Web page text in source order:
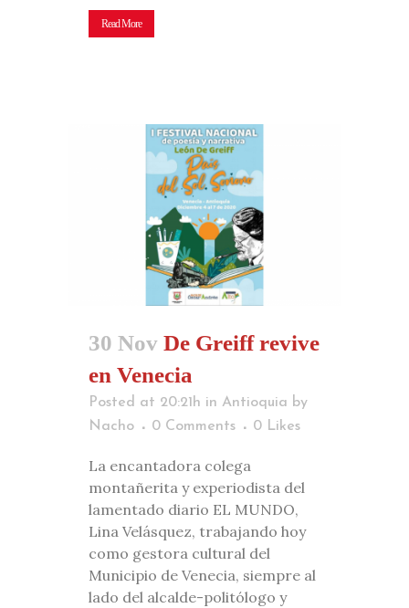
Read More
30 Nov De Greiff revive
en Venecia
Posted at 20:21h in Antioquia by
Nacho
0 Comments 0 Likes
La encantadora colega
montañerita y experiodista del
lamentado diario EL MUNDO,
Lina Velásquez, trabajando hoy
como gestora cultural del
Municipio de Venecia, siempre al
lado del alcalde-politólogo y